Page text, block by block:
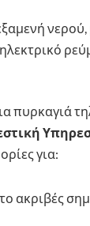
πυρκαγιά
για:
ακριβές